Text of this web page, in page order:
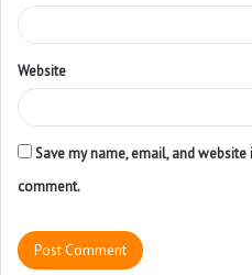
Website
Save my name, email, and
comment.